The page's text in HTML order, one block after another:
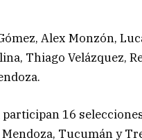
Alex Monzón,
Thiago Velázquez,
16
Tucumán y